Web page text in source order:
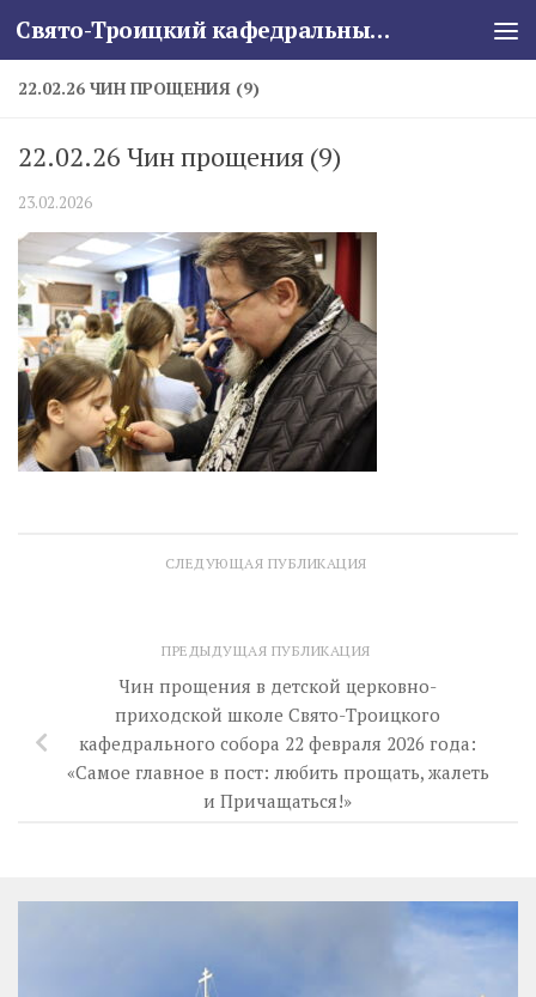
Skip to content Свято-Троицкий кафедральный собор
22.02.26 ЧИН ПРОЩЕНИЯ (9)
22.02.26 Чин прощения (9)
23.02.2026
СЛЕДУЮЩАЯ ПУБЛИКАЦИЯ
ПРЕДЫДУЩАЯ ПУБЛИКАЦИЯ
Чин прощения в детской церковно-
приходской школе Свято-Троицкого
кафедрального собора 22 февраля 2026 года:
«Самое главное в пост: любить прощать, жалеть
и Причащаться!»